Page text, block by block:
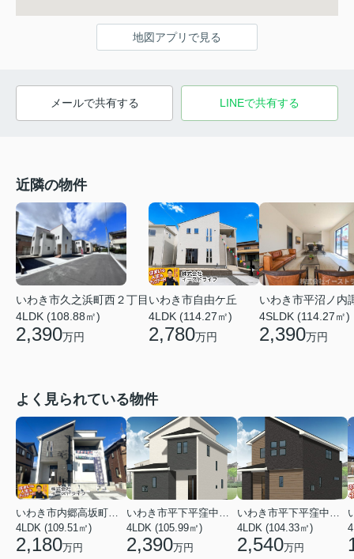
地図アプリで見る
メールで共有する LINEで共有する
近隣の物件
いわき市久之浜町西２丁目
4LDK (108.88㎡)
2,390万円
いわき市自由ケ丘
4LDK (114.27㎡)
2,780万円
いわき市平沼ノ内
4SLDK (114.27㎡)
2,390万円
よく見られている物件
いわき市内郷高坂町２丁目
4LDK (109.51㎡)
2,180万円
いわき市平下平窪中島町
4LDK (105.99㎡)
2,390万円
いわき市平下平窪中島町
4LDK (104.33㎡)
2,540万円